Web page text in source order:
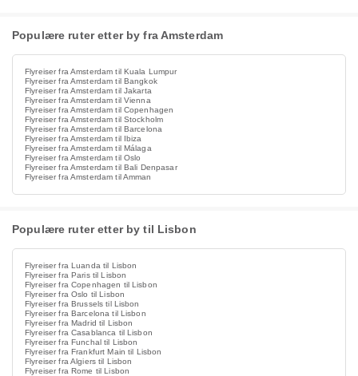
Populære ruter etter by fra Amsterdam
Flyreiser fra Amsterdam til Kuala Lumpur
Flyreiser fra Amsterdam til Bangkok
Flyreiser fra Amsterdam til Jakarta
Flyreiser fra Amsterdam til Vienna
Flyreiser fra Amsterdam til Copenhagen
Flyreiser fra Amsterdam til Stockholm
Flyreiser fra Amsterdam til Barcelona
Flyreiser fra Amsterdam til Ibiza
Flyreiser fra Amsterdam til Málaga
Flyreiser fra Amsterdam til Oslo
Flyreiser fra Amsterdam til Bali Denpasar
Flyreiser fra Amsterdam til Amman
Populære ruter etter by til Lisbon
Flyreiser fra Luanda til Lisbon
Flyreiser fra Paris til Lisbon
Flyreiser fra Copenhagen til Lisbon
Flyreiser fra Oslo til Lisbon
Flyreiser fra Brussels til Lisbon
Flyreiser fra Barcelona til Lisbon
Flyreiser fra Madrid til Lisbon
Flyreiser fra Casablanca til Lisbon
Flyreiser fra Funchal til Lisbon
Flyreiser fra Frankfurt Main til Lisbon
Flyreiser fra Algiers til Lisbon
Flyreiser fra Rome til Lisbon